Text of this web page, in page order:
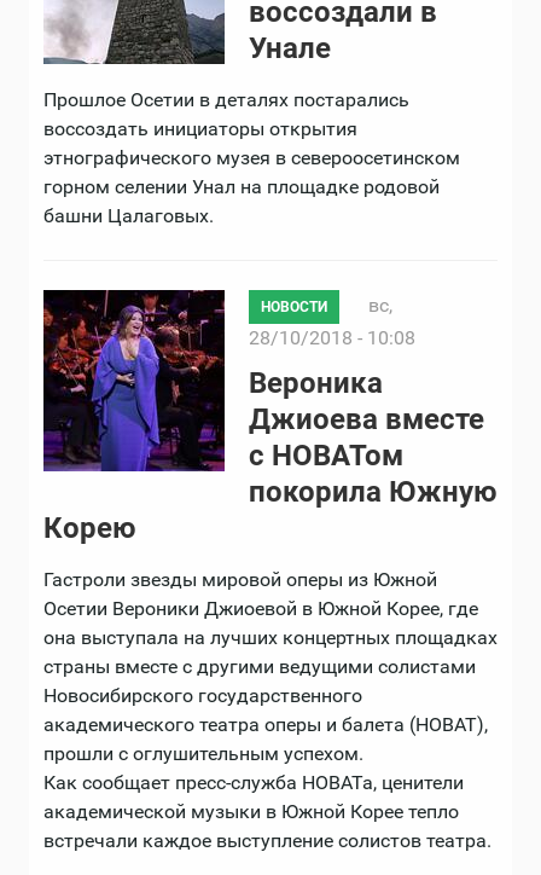
воссоздали в
Унале
Прошлое Осетии в деталях постарались
воссоздать инициаторы открытия
этнографического музея в североосетинском
горном селении Унал на площадке родовой
башни Цалаговых.
НОВОСТИ
вс,
28/10/2018 - 10:08
Вероника
Джиоева вместе
с НОВАТом
покорила Южную
Корею
Гастроли звезды мировой оперы из Южной
Осетии Вероники Джиоевой в Южной Корее, где
она выступала на лучших концертных площадках
страны вместе с другими ведущими солистами
Новосибирского государственного
академического театра оперы и балета (НОВАТ),
прошли с оглушительным успехом.
Как сообщает пресс-служба НОВАТа, ценители
академической музыки в Южной Корее тепло
встречали каждое выступление солистов театра.